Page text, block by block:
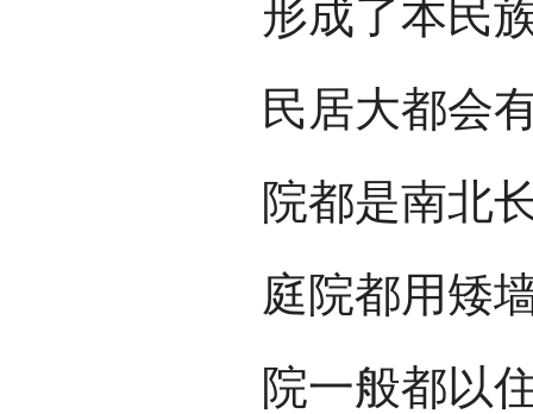
形成了本民
民居大都会
院都是南北
庭院都用矮
院一般都以